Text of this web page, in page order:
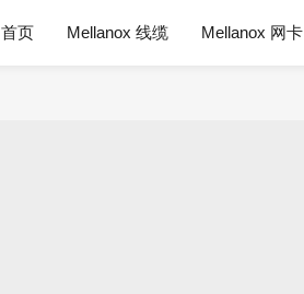
首页 Mellanox 线缆 Mellanox 网卡